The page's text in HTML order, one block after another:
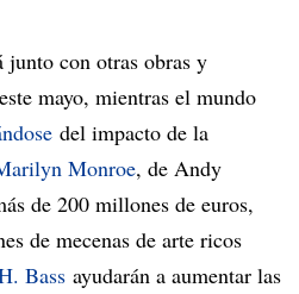
junto con otras obras y
mayo, mientras el mundo
del impacto de la
Monroe, de Andy
de 200 millones de euros,
de mecenas de arte ricos
Bass ayudarán a aumentar las